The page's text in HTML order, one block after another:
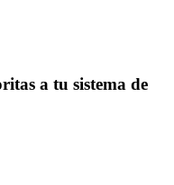
a tu sistema de